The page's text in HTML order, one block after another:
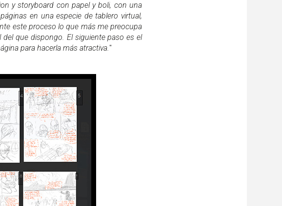
y storyboard con papel y boli, con una
en una especie de tablero virtual,
este proceso lo que más me preocupa
que dispongo. El siguiente paso es el
para hacerla más atractiva."